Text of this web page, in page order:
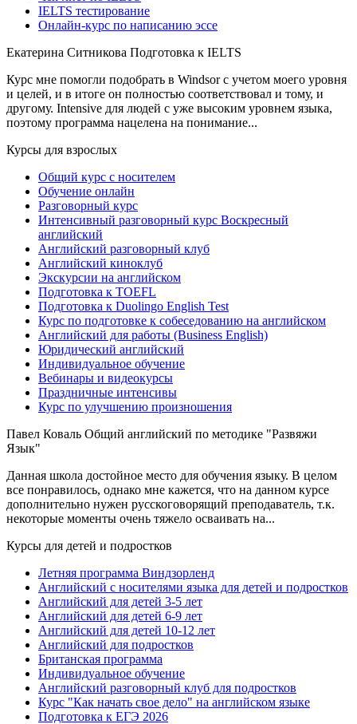
IELTS тестирование
Онлайн-курс по написанию эссе
Екатерина Ситникова Подготовка к IELTS
Курс мне помогли подобрать в Windsor с учетом моего уровня
и целей, и в итоге он полностью соответствовал и тому, и
другому. Intensive для людей с уже высоким уровнем языка,
поэтому программа нацелена на понимание...
Курсы для взрослых
Общий курс с носителем
Обучение онлайн
Разговорный курс
Интенсивный разговорный курс Воскресный
английский
Английский разговорный клуб
Английский киноклуб
Экскурсии на английском
Подготовка к TOEFL
Подготовка к Duolingo English Test
Курс по подготовке к собеседованию на английском
Английский для работы (Business English)
Юридический английский
Индивидуальное обучение
Вебинары и видеокурсы
Праздничные интенсивы
Курс по улучшению произношения
Павел Коваль Общий английский по методике "Развяжи
Язык"
Данная школа достойное место для обучения языку. В целом
все понравилось, однако мне кажется, что на данном курсе
дополнительно нужен русскоговорящий преподаватель, т.к.
некоторые моменты очень тяжело осваивать на...
Курсы для детей и подростков
Летняя программа Виндзорленд
Английский с носителями языка для детей и подростков
Английский для детей 3-5 лет
Английский для детей 6-9 лет
Английский для детей 10-12 лет
Английский для подростков
Британская программа
Индивидуальное обучение
Английский разговорный клуб для подростков
Курс "Как начать свое дело" на английском языке
Подготовка к ЕГЭ 2026